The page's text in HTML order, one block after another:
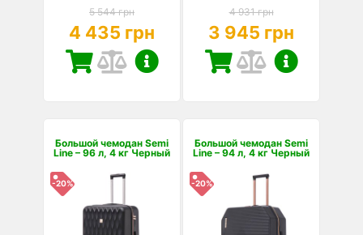
5 544 грн
4 435 грн
4 931 грн
3 945 грн
Большой чемодан Semi
Line – 96 л, 4 кг Черный
-20%
Большой чемодан Semi
Line – 94 л, 4 кг Черный
-20%